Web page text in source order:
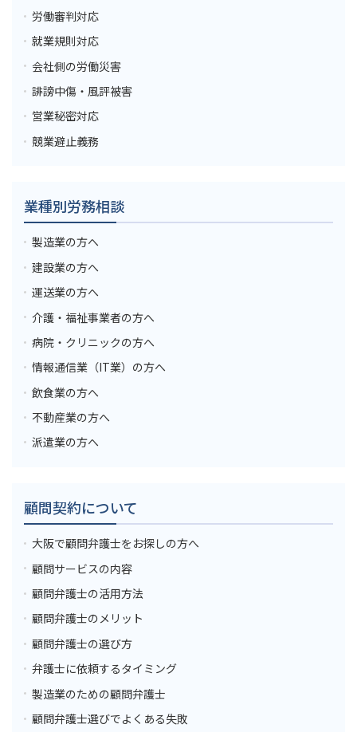
労働審判対応
就業規則対応
会社側の労働災害
誹謗中傷・風評被害
営業秘密対応
競業避止義務
業種別労務相談
製造業の方へ
建設業の方へ
運送業の方へ
介護・福祉事業者の方へ
病院・クリニックの方へ
情報通信業（IT業）の方へ
飲食業の方へ
不動産業の方へ
派遣業の方へ
顧問契約について
大阪で顧問弁護士をお探しの方へ
顧問サービスの内容
顧問弁護士の活用方法
顧問弁護士のメリット
顧問弁護士の選び方
弁護士に依頼するタイミング
製造業のための顧問弁護士
顧問弁護士選びでよくある失敗